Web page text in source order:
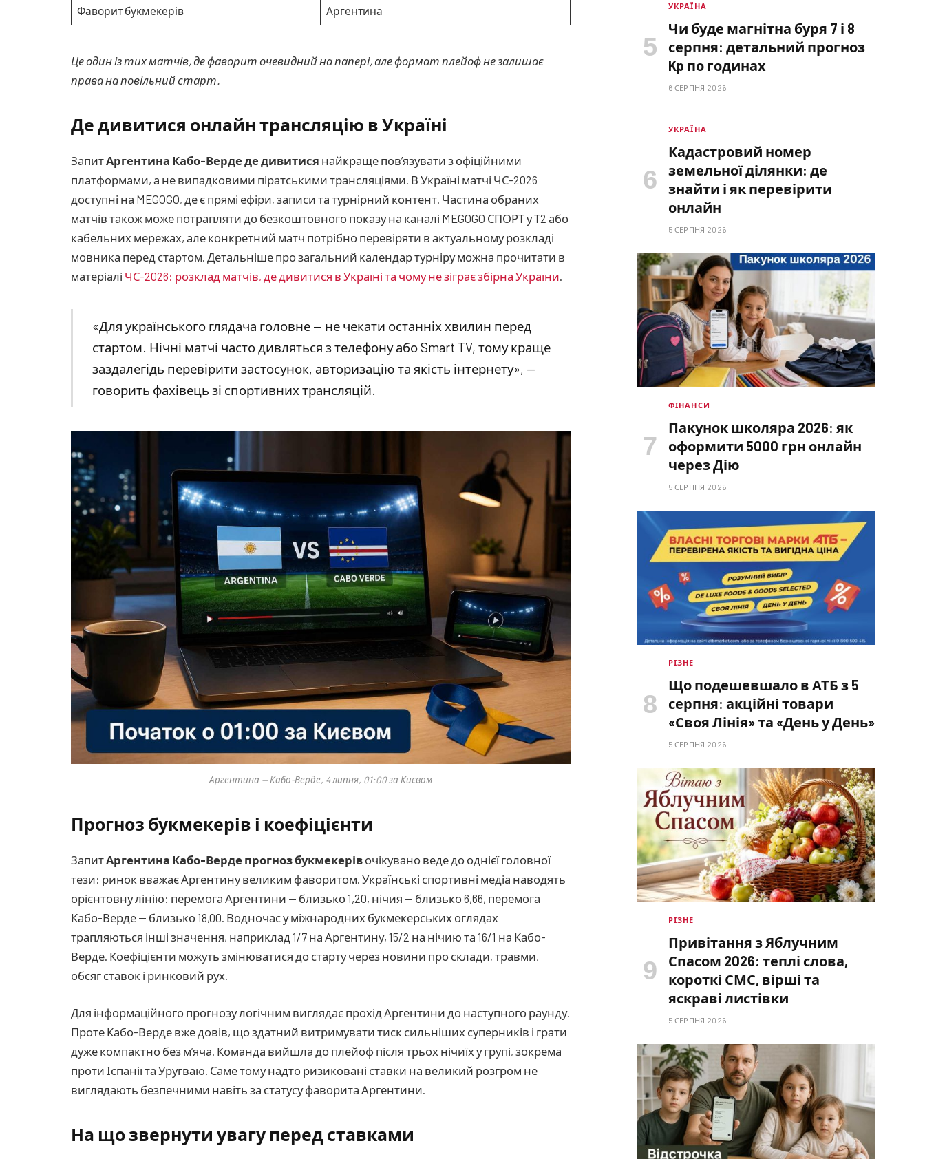
Фаворит букмекерів Аргентина
Це один із тих матчів, де фаворит очевидний на папері, але формат плейоф не залишає
права на повільний старт.
Де дивитися онлайн трансляцію в Україні
ЗапитАргентина Кабо-Верде де дивитися найкраще пов’язувати з офіційними
платформами, а не випадковими піратськими трансляціями. В Україні матчі ЧС-2026
доступні на MEGOGO, де є прямі ефіри, записи та турнірний контент. Частина обраних
матчів також може потрапляти до безкоштовного показу на каналі MEGOGO СПОРТ у Т2 або
кабельних мережах, але конкретний матч потрібно перевіряти в актуальному розкладі
мовника перед стартом. Детальніше про загальний календар турніру можна прочитати в
матеріалі ЧС-2026: розклад матчів, де дивитися в Україні та чому не зіграє збірна України
«Для українського глядача головне — не чекати останніх хвилин перед
стартом. Нічні матчі часто дивляться з телефону або Smart TV, тому краще
заздалегідь перевірити застосунок, авторизацію та якість інтернету», —
говорить фахівець зі спортивних трансляцій.
Аргентина — Кабо-Верде, 4 липня, 01:00 за Києвом
Прогноз букмекерів і коефіцієнти
ЗапитАргентина Кабо-Верде прогноз букмекерів очікувано веде до однієї головної
тези: ринок вважає Аргентину великим фаворитом. Українські спортивні медіа наводять
орієнтовну лінію: перемога Аргентини — близько 1,20, нічия — близько 6,66, перемога
Кабо-Верде — близько 18,00. Водночас у міжнародних букмекерських оглядах
трапляються інші значення, наприклад 1/7 на Аргентину, 15/2 на нічию та 16/1 на Кабо-
Верде. Коефіцієнти можуть змінюватися до старту через новини про склади, травми,
обсяг ставок і ринковий рух.
Для інформаційного прогнозу логічним виглядає прохід Аргентини до наступного раунду.
Проте Кабо-Верде вже довів, що здатний витримувати тиск сильніших суперників і грати
дуже компактно без м’яча. Команда вийшла до плейоф після трьох нічиїх у групі, зокрема
проти Іспанії та Уругваю. Саме тому надто ризиковані ставки на великий розгром не
виглядають безпечними навіть за статусу фаворита Аргентини.
На що звернути увагу перед ставками
УКРАЇНА
Чи буде магнітна буря 7 і 8
серпня: детальний прогноз
Kp по годинах
6 СЕРПНЯ 2026
УКРАЇНА
Кадастровий номер
земельної ділянки: де
знайти і як перевірити
онлайн
5 СЕРПНЯ 2026
ФІНАНСИ
Пакунок школяра 2026: як
оформити 5000 грн онлайн
через Дію
5 СЕРПНЯ 2026
РІЗНЕ
Що подешевшало в АТБ з 5
серпня: акційні товари
«Своя Лінія» та «День у День»
5 СЕРПНЯ 2026
РІЗНЕ
Привітання з Яблучним
Спасом 2026: теплі слова,
короткі СМС, вірші та
яскраві листівки
5 СЕРПНЯ 2026